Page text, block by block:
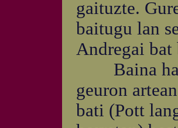
gaituzte.
baitugu lan
Andregai bat
Baina hau
geuron
bati (Pott